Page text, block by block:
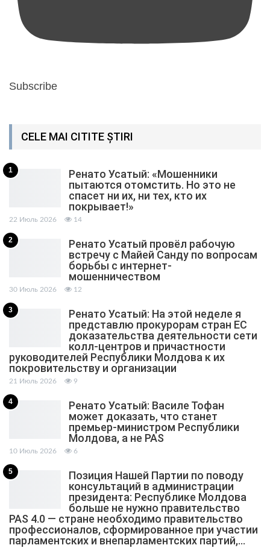
Subscribe
CELE MAI CITITE ȘTIRI
1
Ренато Усатый: «Мошенники
пытаются отомстить. Но это не
спасет ни их, ни тех, кто их
покрывает!»
22 Июль 2026 14
2
Ренато Усатый провёл рабочую
встречу с Майей Санду по вопросам
борьбы с интернет-
мошенничеством
30 Июль 2026 12
3
Ренато Усатый: На этой неделе я
представлю прокурорам стран ЕС
доказательства деятельности сети
колл-центров и причастности
руководителей Республики Молдова к их
покровительству и организации
21 Июль 2026 9
4
Ренато Усатый: Василе Тофан
может доказать, что станет
премьер-министром Республики
Молдова, а не PAS
10 Июль 2026 6
5
Позиция Нашей Партии по поводу
консультаций в администрации
президента: Республике Молдова
больше не нужно правительство
PAS 4.0 — стране необходимо правительство
профессионалов, сформированное при участии
парламентских и внепарламентских партий,…